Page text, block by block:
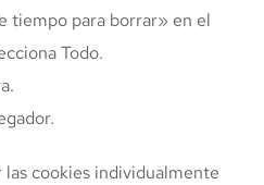
tiempo para borrar» en el
Todo.
las cookies individualmente